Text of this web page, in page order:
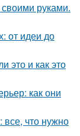
руками.
от идеи до
это и как это
как они
все, что нужно